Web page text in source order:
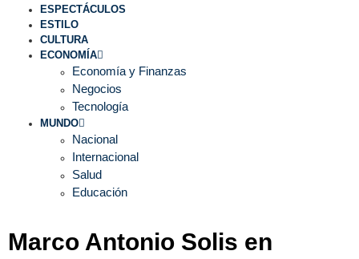
ESPECTÁCULOS
ESTILO
CULTURA
ECONOMÍA
Economía y Finanzas
Negocios
Tecnología
MUNDO
Nacional
Internacional
Salud
Educación
Marco Antonio Solis en